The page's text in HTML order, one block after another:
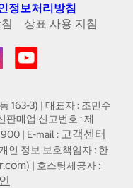
정보처리방침
상표 사용 지침
163-3) | 대표자 : 조민수
판매업 신고번호 : 제
| E-mail : 고객센터
인 정보 보호책임자 : 한
) | 호스팅제공자 :